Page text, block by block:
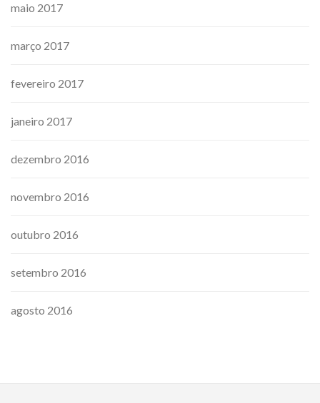
maio 2017
março 2017
fevereiro 2017
janeiro 2017
dezembro 2016
novembro 2016
outubro 2016
setembro 2016
agosto 2016